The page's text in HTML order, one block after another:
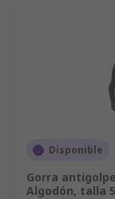
Disponible
Gorra
Algodón, talla